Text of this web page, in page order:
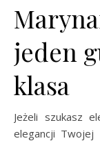
jeden
klasa
Jeżeli szukasz
elegancji Twojej